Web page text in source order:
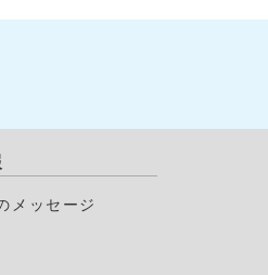
メッセージ